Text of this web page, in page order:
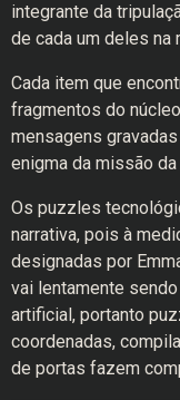
integrante da
de cada um deles na
Cada item que
fragmentos do
mensagens
enigma da missão
Os puzzles
narrativa, pois à
designadas por
vai lentamente
artificial, portanto
coordenadas,
de portas fazem